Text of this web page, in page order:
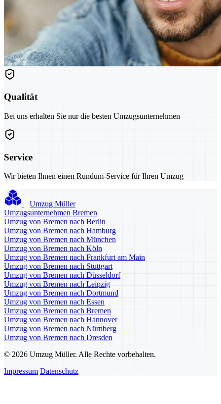
Qualität
Bei uns erhalten Sie nur die besten Umzugsunternehmen
Service
Wir bieten Ihnen einen Rundum-Service für Ihren Umzug
Umzug Müller
Umzugsunternehmen Bremen
Umzug von Bremen nach Berlin
Umzug von Bremen nach Hamburg
Umzug von Bremen nach München
Umzug von Bremen nach Köln
Umzug von Bremen nach Frankfurt am Main
Umzug von Bremen nach Stuttgart
Umzug von Bremen nach Düsseldorf
Umzug von Bremen nach Leipzig
Umzug von Bremen nach Dortmund
Umzug von Bremen nach Essen
Umzug von Bremen nach Bremen
Umzug von Bremen nach Hannover
Umzug von Bremen nach Nürnberg
Umzug von Bremen nach Dresden
© 2026 Umzug Müller. Alle Rechte vorbehalten.
Impressum Datenschutz